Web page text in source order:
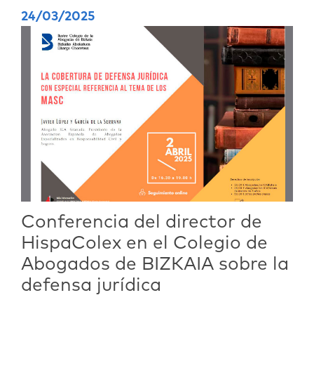
24/03/2025
Conferencia del director de
HispaColex en el Colegio de
Abogados de BIZKAIA sobre la
defensa jurídica